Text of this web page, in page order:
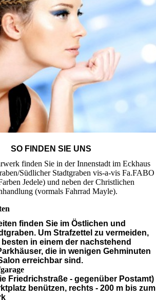
SO FINDEN SIE UNS
finden Sie in der Innenstadt im Eckhaus
Südlicher Stadtgraben vis-a-vis Fa.FABO
Jedele) und neben der Christlichen
(vormals Fahrrad Mayle).
finden Sie im Östlichen und
Um Strafzettel zu vermeiden,
in einem der nachstehend
die in wenigen Gehminuten
erreichbar sind.
Friedrichstraße - gegenüber Postamt)
benützen, rechts - 200 m bis zum